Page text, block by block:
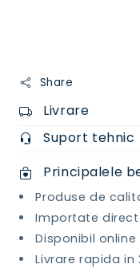
Share
Livrare
Suport tehnic
Principalele
Produse de
Importate
Disponibil
Livrare rapida